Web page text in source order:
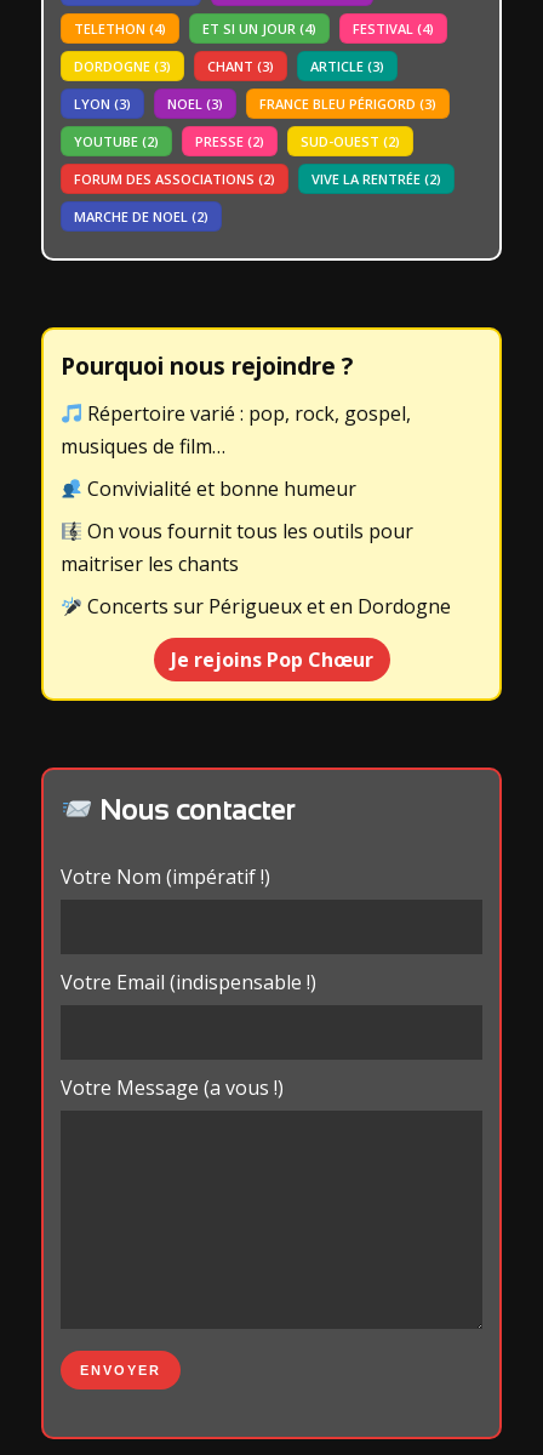
TELETHON (4) ET SI UN JOUR (4) FESTIVAL (4)
DORDOGNE (3) CHANT (3) ARTICLE (3)
LYON (3) NOEL (3) FRANCE BLEU PÉRIGORD (3)
YOUTUBE (2) PRESSE (2) SUD-OUEST (2)
FORUM DES ASSOCIATIONS (2) VIVE LA RENTRÉE (2)
MARCHE DE NOEL (2)
Pourquoi nous rejoindre ?
Répertoire varié : pop, rock, gospel,
musiques de film…
Convivialité et bonne humeur
On vous fournit tous les outils pour
maitriser les chants
Concerts sur Périgueux et en Dordogne
Je rejoins Pop Chœur
Nous contacter
Votre Nom (impératif !)
Votre Email (indispensable !)
Votre Message (a vous !)